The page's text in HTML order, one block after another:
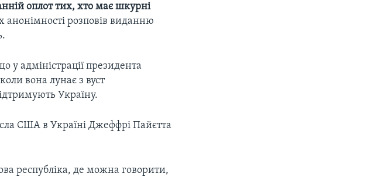
оплот тих, хто має шкурні
анонімності розповів виданню
у адміністрації президента
вона лунає з вуст
Україну.
США в Україні Джеффрі Пайєтта
республіка, де можна говорити,